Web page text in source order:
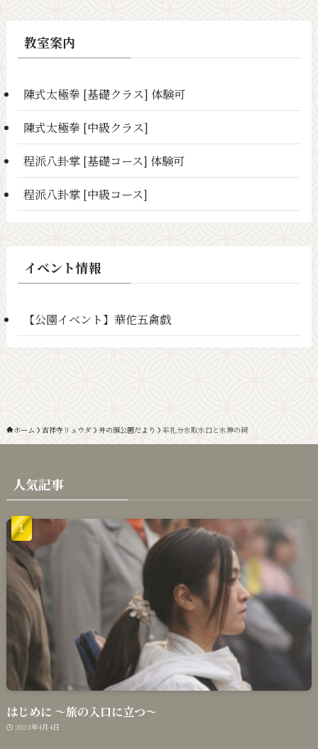
教室案内
陳式太極拳 [基礎クラス] 体験可
陳式太極拳 [中級クラス]
程派八卦掌 [基礎コース] 体験可
程派八卦掌 [中級コース]
イベント情報
【公園イベント】華佗五禽戯
ホーム 吉祥寺リュウダ 井の頭公園だより 牟礼分水取水口と水神の祠
人気記事
はじめに 〜旅の入口に立つ〜
2023年4月4日